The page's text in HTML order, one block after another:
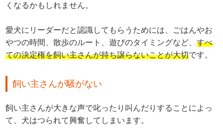
くなるかもしれません。
愛犬にリーダーだと認識してもらうためには、ごはんやお
やつの時間、散歩のルート、遊びのタイミングなど、すべ
ての決定権を飼い主さんが持ち譲らないことが大切です。
飼い主さんが騒がない
飼い主さんが大きな声で叱ったり叫んだりすることによっ
て、犬はつられて興奮してしまいます。